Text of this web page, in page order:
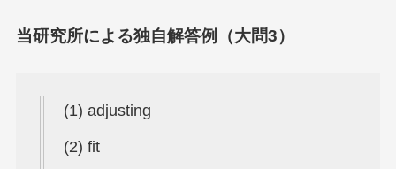
当研究所による独自解答例（大問3）
(1) adjusting
(2) fit